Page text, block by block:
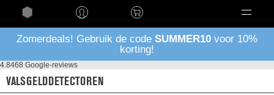
Zomerdeals! Gebruik de code SUMMER10 voor 10%
korting!
4.8468 Google-reviews
VALSGELDDETECTOREN